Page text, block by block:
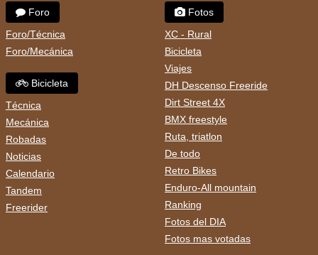
Foro
Foro/Técnica
Foro/Mecánica
Bicicleta
Técnica
Mecánica
Robadas
Noticias
Calendario
Tandem
Freerider
Fotos
XC - Rural
Bicicleta
Viajes
DH Descenso Freeride
Dirt Street 4X
BMX freestyle
Ruta, triatlon
De todo
Retro Bikes
Enduro-All mountain
Ranking
Fotos del DIA
Fotos mas votadas